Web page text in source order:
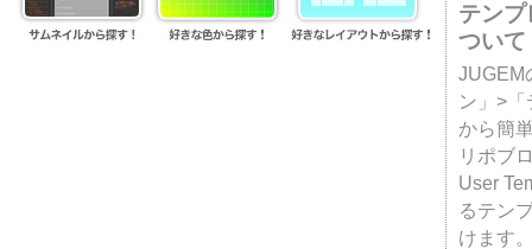
テン
ついて
JUGEM
ン」>
から簡
リポブ
User
るテン
けます